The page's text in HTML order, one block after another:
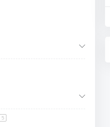
5artículo